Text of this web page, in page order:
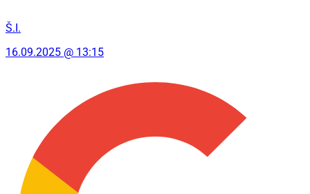
Š.I.
16.09.2025 @ 13:15